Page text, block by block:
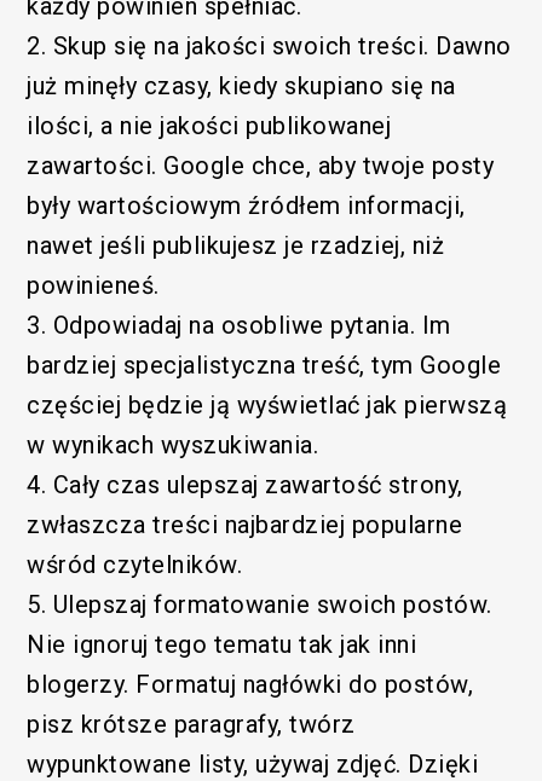
każdy powinien spełniać.
2. Skup się na jakości swoich treści. Dawno
już minęły czasy, kiedy skupiano się na
ilości, a nie jakości publikowanej
zawartości. Google chce, aby twoje posty
były wartościowym źródłem informacji,
nawet jeśli publikujesz je rzadziej, niż
powinieneś.
3. Odpowiadaj na osobliwe pytania. Im
bardziej specjalistyczna treść, tym Google
częściej będzie ją wyświetlać jak pierwszą
w wynikach wyszukiwania.
4. Cały czas ulepszaj zawartość strony,
zwłaszcza treści najbardziej popularne
wśród czytelników.
5. Ulepszaj formatowanie swoich postów.
Nie ignoruj tego tematu tak jak inni
blogerzy. Formatuj nagłówki do postów,
pisz krótsze paragrafy, twórz
wypunktowane listy, używaj zdjęć. Dzięki